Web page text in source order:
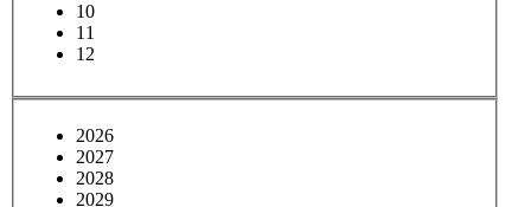
10
11
12
2026
2027
2028
2029